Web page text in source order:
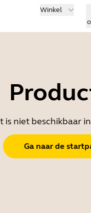
Winkel
is niet beschikbaar
Ga naar de